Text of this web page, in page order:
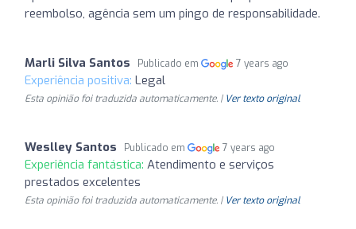
reembolso, agência sem um pingo de responsabilidade.
Marli Silva Santos Publicado em 7 years ago
Experiência positiva: Legal
Esta opinião foi traduzida automaticamente. | Ver texto original
Weslley Santos Publicado em 7 years ago
Experiência fantástica: Atendimento e serviços
prestados excelentes
Esta opinião foi traduzida automaticamente. | Ver texto original